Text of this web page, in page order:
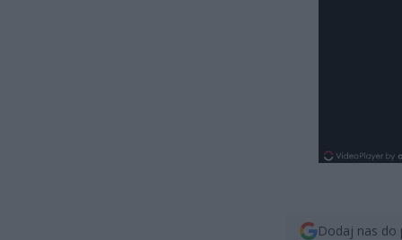
Dodaj nas do